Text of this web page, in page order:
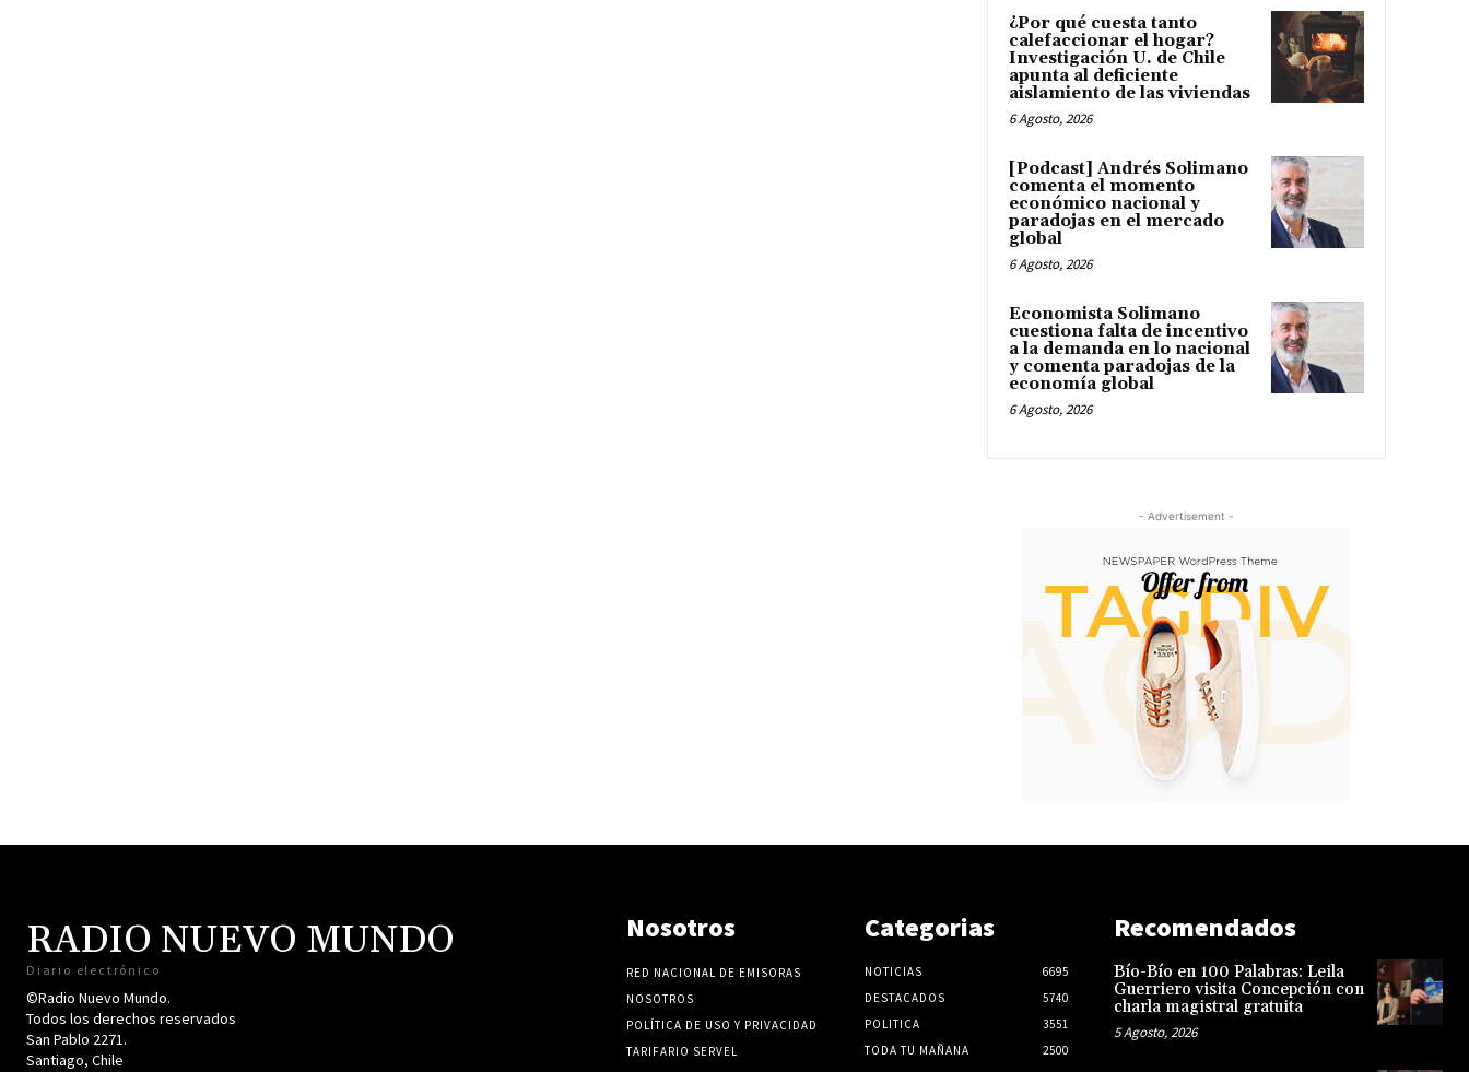
¿Por qué cuesta tanto
calefaccionar el hogar?
Investigación U. de Chile
apunta al deficiente
aislamiento de las viviendas
6 Agosto, 2026
[Podcast] Andrés Solimano
comenta el momento
económico nacional y
paradojas en el mercado
global
6 Agosto, 2026
Economista Solimano
cuestiona falta de incentivo
a la demanda en lo nacional
y comenta paradojas de la
economía global
6 Agosto, 2026
- Advertisement -
RADIO NUEVO MUNDO
Diario electrónico
©Radio Nuevo Mundo.
Todos los derechos reservados
San Pablo 2271.
Santiago, Chile
Nosotros
RED NACIONAL DE EMISORAS
NOSOTROS
POLÍTICA DE USO Y PRIVACIDAD
TARIFARIO SERVEL
Categorias
NOTICIAS
6695
DESTACADOS
5740
POLITICA
3551
TODA TU MAÑANA
2500
Recomendados
Bío-Bío en 100 Palabras: Leila
Guerriero visita Concepción con
charla magistral gratuita
5 Agosto, 2026